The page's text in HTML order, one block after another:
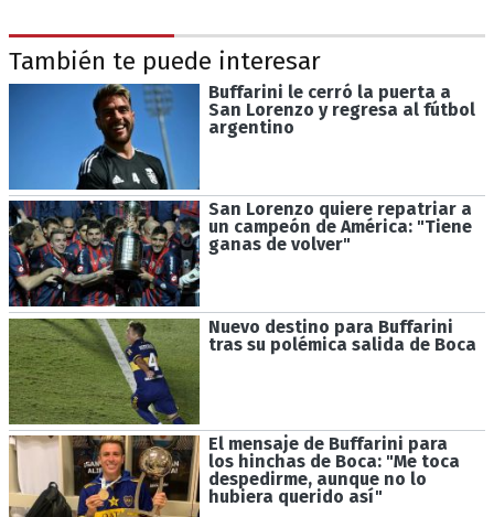
También te puede interesar
Buffarini le cerró la puerta a
San Lorenzo y regresa al fútbol
argentino
San Lorenzo quiere repatriar a
un campeón de América: "Tiene
ganas de volver"
Nuevo destino para Buffarini
tras su polémica salida de Boca
El mensaje de Buffarini para
los hinchas de Boca: "Me toca
despedirme, aunque no lo
hubiera querido así"